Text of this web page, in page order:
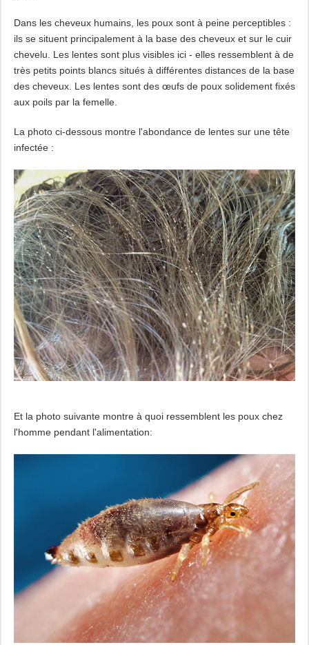
Dans les cheveux humains, les poux sont à peine perceptibles :
ils se situent principalement à la base des cheveux et sur le cuir
chevelu. Les lentes sont plus visibles ici - elles ressemblent à de
très petits points blancs situés à différentes distances de la base
des cheveux. Les lentes sont des œufs de poux solidement fixés
aux poils par la femelle.
La photo ci-dessous montre l'abondance de lentes sur une tête
infectée :
Et la photo suivante montre à quoi ressemblent les poux chez
l'homme pendant l'alimentation: